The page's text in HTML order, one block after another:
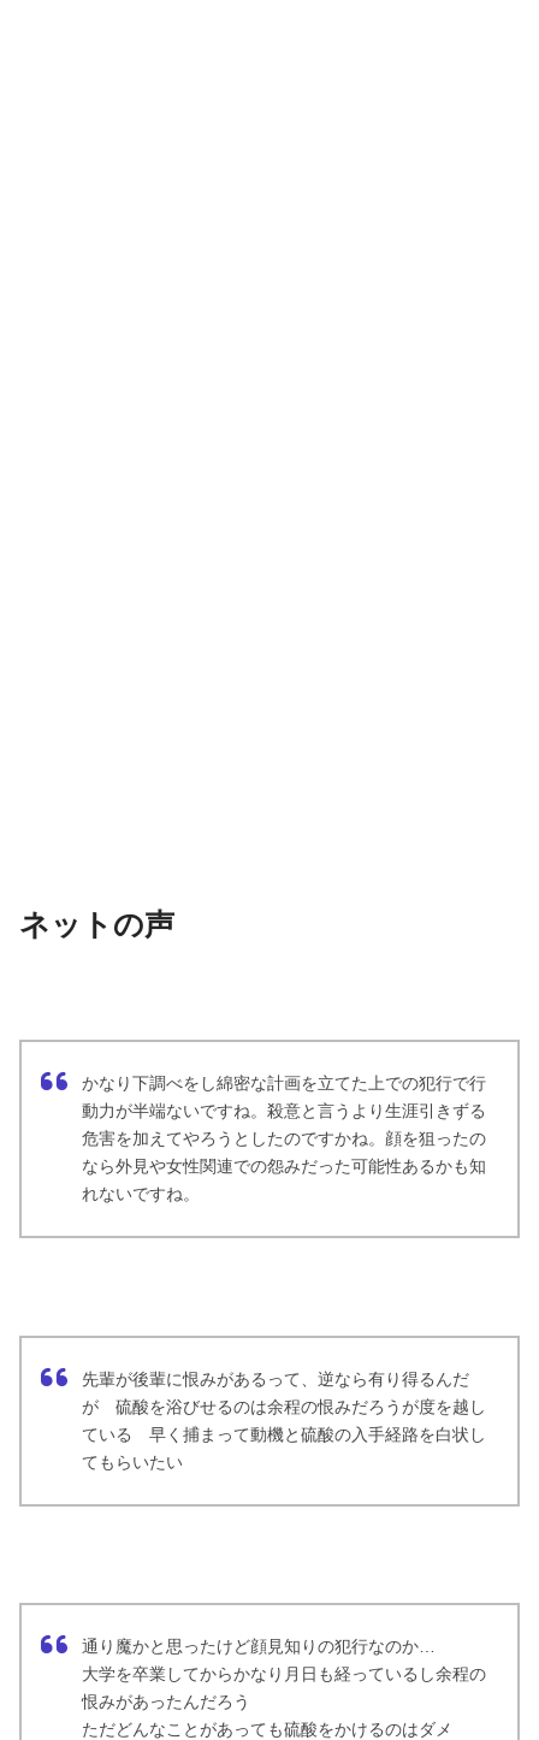
ネットの声
かなり下調べをし綿密な計画を立てた上での犯行で行
動力が半端ないですね。殺意と言うより生涯引きずる
危害を加えてやろうとしたのですかね。顔を狙ったの
なら外見や女性関連での怨みだった可能性あるかも知
れないですね。
先輩が後輩に恨みがあるって、逆なら有り得るんだ
が 硫酸を浴びせるのは余程の恨みだろうが度を越し
ている 早く捕まって動機と硫酸の入手経路を白状し
てもらいたい
通り魔かと思ったけど顔見知りの犯行なのか…
大学を卒業してからかなり月日も経っているし余程の
恨みがあったんだろう
ただどんなことがあっても硫酸をかけるのはダメ